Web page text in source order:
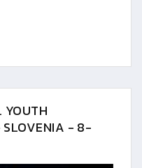
YOUTH
SLOVENIA - 8-